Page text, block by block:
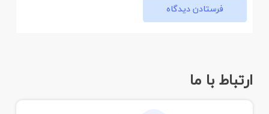
فرستادن دیدگاه
ارتباط با ما